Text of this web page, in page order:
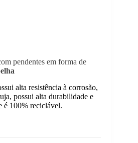
pendentes em forma de
alta resistência à corrosão,
possui alta durabilidade e
é 100% reciclável.